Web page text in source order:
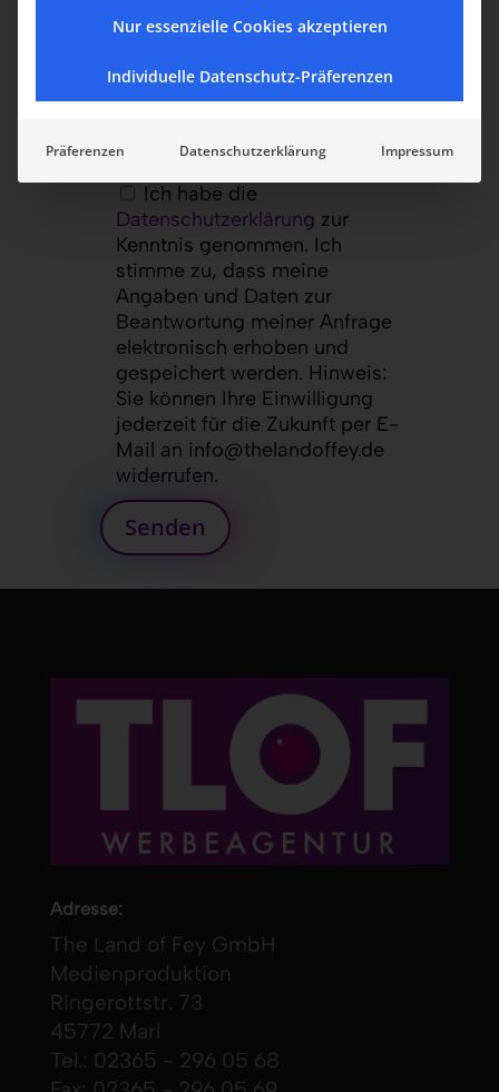
Ich habe die
Datenschutzerklärung zur
Kenntnis genommen. Ich
stimme zu, dass meine
Angaben und Daten zur
Beantwortung meiner Anfrage
elektronisch erhoben und
gespeichert werden. Hinweis:
Sie können Ihre Einwilligung
jederzeit für die Zukunft per E-
Mail an info@thelandoffey.de
widerrufen.
Senden
Adresse:
The Land of Fey GmbH
Medienproduktion
Ringerottstr. 73
45772 Marl
Tel.: 02365 - 296 05 68
Nur essenzielle Cookies akzeptieren
Individuelle Datenschutz-Präferenzen
Präferenzen Datenschutzerklärung Impressum